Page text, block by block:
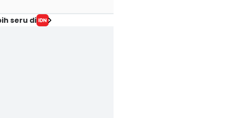
seru di